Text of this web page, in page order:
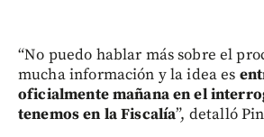
“No puedo hablar más sobre el
mucha información y la idea es
oficialmente mañana en el
tenemos en la Fiscalía”, detalló